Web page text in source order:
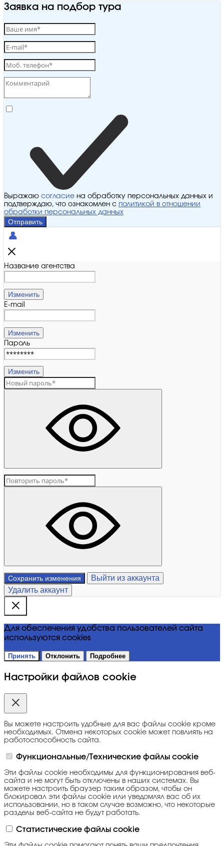
Заявка на подбор тура
Выражаю согласие на обработку персональных данных и
подтверждаю, что ознакомлен с политикой в отношении
обработки персональных данных
Отправить
Название агентства
Изменить
E-mail
Изменить
Пароль
Изменить
Сохранить изменения
Выйти из аккаунта
Удалить аккаунт
Для обеспечения удобства пользователей сайта
используются cookies
Принять Отклонить Подробнее
Настройки файлов cookie
Вы можете настроить удобные для вас файлы cookie кроме
необходимых. Отмена некоторых cookie может повлиять на
работоспособность сайта.
Функциональные/Технические файлы cookie
Эти файлы cookie необходимы для функционирования веб-
сайта и не могут быть отключены в наших системах. Вы
можете настроить браузер таким образом, чтобы он
блокировал эти файлы cookie или уведомлял вас об их
использовании, но в таком случае возможно, что некоторые
разделы веб-сайта не будут работать.
Статистические файлы cookie